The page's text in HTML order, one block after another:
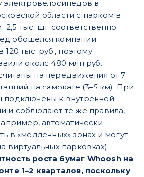
электровелосипедов в
области с парком в
2,5 тыс. шт. соответственно.
обошелся компании
120 тыс. руб., поэтому
около 480 млн руб.
на передвижения от 7
на самокате (3–5 км). При
подключены к внутренней
и соблюдают те же правила,
автоматически
в «медленных» зонах и могут
виртуальных парковках).
роста бумаг Whoosh на
1–2 кварталов, поскольку